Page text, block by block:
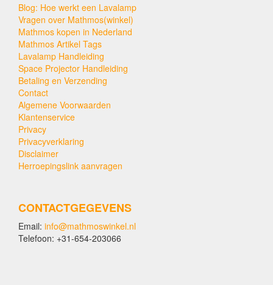
Blog: Hoe werkt een Lavalamp
Vragen over Mathmos(winkel)
Mathmos kopen in Nederland
Mathmos Artikel Tags
Lavalamp Handleiding
Space Projector Handleiding
Betaling en Verzending
Contact
Algemene Voorwaarden
Klantenservice
Privacy
Privacyverklaring
Disclaimer
Herroepingslink aanvragen
CONTACTGEGEVENS
Email: info@mathmoswinkel.nl
Telefoon: +31-654-203066